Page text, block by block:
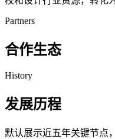
Partners
合作生态
History
发展历程
默认展示近五年关键节点